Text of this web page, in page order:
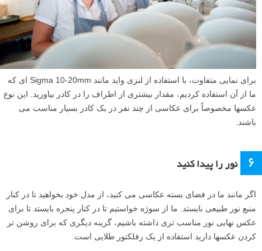
زمینه ای مات داشته باشید.
۵ عکسهای عریض بگیرید